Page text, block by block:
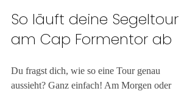
So läuft deine Segeltour
am Cap Formentor ab
Du fragst dich, wie so eine Tour genau
aussieht? Ganz einfach! Am Morgen oder